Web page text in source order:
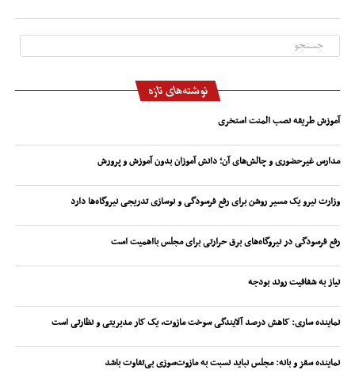
نوشته‌های تازه
آموزش طریقه نصب المنت استخری
مدارس غیرحضوری و چالش‌های آن؛ دانش آموزان بدون آموزش و پرورش
وزارت نیرو یک مسیر روشن برای رفع فرسودگی و نوسازی تدریجی نیروگاه‌ها دارد
رفع فرسودگی در نیروگاه‌های برق حرارتی برای مجلس بااهمیت است
نیاز به شفافیت روند بودجه
نماینده ساری: کاهش درصد آلایندگی سوخت مازوت، یک کار مدیریتی و نظارتی است
نماینده سقز و بانه: مجلس نباید نسبت به مازوت‌سوزی بی‌تفاوت باشد